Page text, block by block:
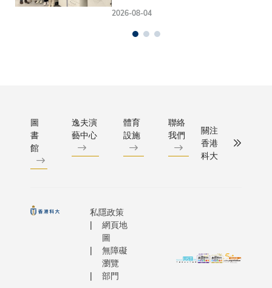
2026-08-04
圖
書
館
逸夫演
藝中心
體育
設施
聯絡
我們
關注
香港
科大
私隱政策
網頁地
圖
無障礙
瀏覽
部門